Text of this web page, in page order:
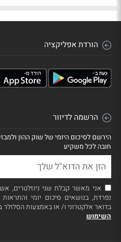
הורדת אפליקציה
הרשמה לדיוור
הירשם לסיכום היומי של שוק ההון
חובה לכל משקיע
אני מאשר קבלת שני ניוזלטרים,
נפרדת, בנושאים סיכום יומי
בדואר אלקטרוני ו/ או באמצעות הסלולר
השימוש